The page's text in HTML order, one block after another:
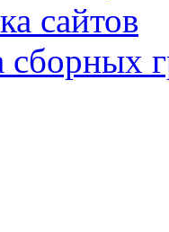
сайтов
сборных